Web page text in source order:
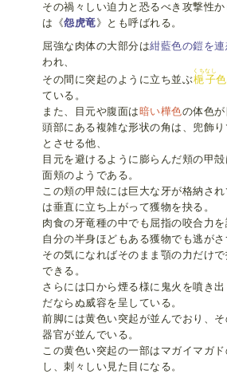
その禍々しい迫力と恐るべき攻撃性
は《怨虎竜》とも呼ばれる。
屈強な肉体の大部分は紺藍色の鎧を
われ、
その間に突起のように立ち並ぶ梔子
くちなし
ている。
また、目元や腹面は暗い樺色の体色が
頭部にある複雑な形状の角は、兜飾
とさせる他、
目元を避けるように膨らんだ頬の甲
面頬のようである。
この頬の甲殻には巨大な牙が格納さ
は垂直に立ち上がって獲物を抉る。
肉食の牙竜種の中でも屈指の咬合力
自分の半身ほどもある獲物でも逃がさ
その気になればそのまま顎の力だけ
できる。
さらには口から煙る様に鬼火を噴き
だならぬ威容を呈している。
前脚には黄色い突起が並んでおり、
器官が並んでいる。
この黄色い突起の一部はマガイマガ
し、刺々しい見た目になる。